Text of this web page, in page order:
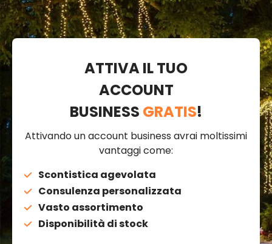
ATTIVA IL TUO
ACCOUNT
BUSINESS GRATIS!
Attivando un account business avrai moltissimi
vantaggi come:
Scontistica agevolata
Consulenza personalizzata
Vasto assortimento
Disponibilità di stock